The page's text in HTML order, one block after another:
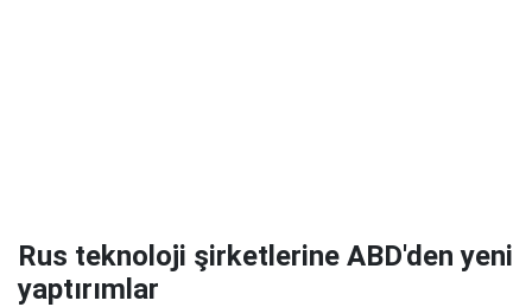
Rus teknoloji şirketlerine ABD'den yeni
yaptırımlar